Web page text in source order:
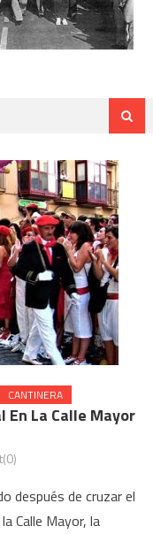
CANTINERA
En La Calle Mayor
después de cruzar el
Calle Mayor, la